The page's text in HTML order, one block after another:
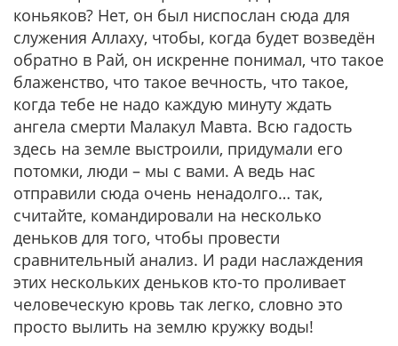
коньяков? Нет, он был ниспослан сюда для
служения Аллаху, чтобы, когда будет возведён
обратно в Рай, он искренне понимал, что такое
блаженство, что такое вечность, что такое,
когда тебе не надо каждую минуту ждать
ангела смерти Малакул Мавта. Всю гадость
здесь на земле выстроили, придумали его
потомки, люди – мы с вами. А ведь нас
отправили сюда очень ненадолго… так,
считайте, командировали на несколько
деньков для того, чтобы провести
сравнительный анализ. И ради наслаждения
этих нескольких деньков кто-то проливает
человеческую кровь так легко, словно это
просто вылить на землю кружку воды!